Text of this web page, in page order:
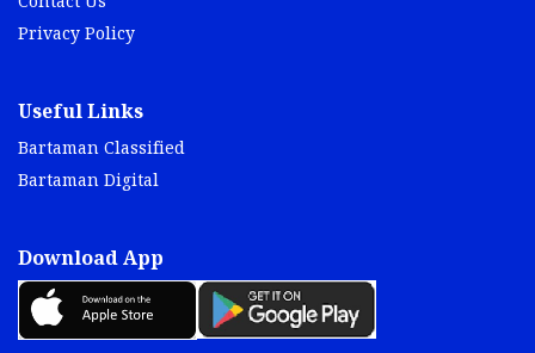
Privacy Policy
Useful Links
Bartaman Classified
Bartaman Digital
Download App